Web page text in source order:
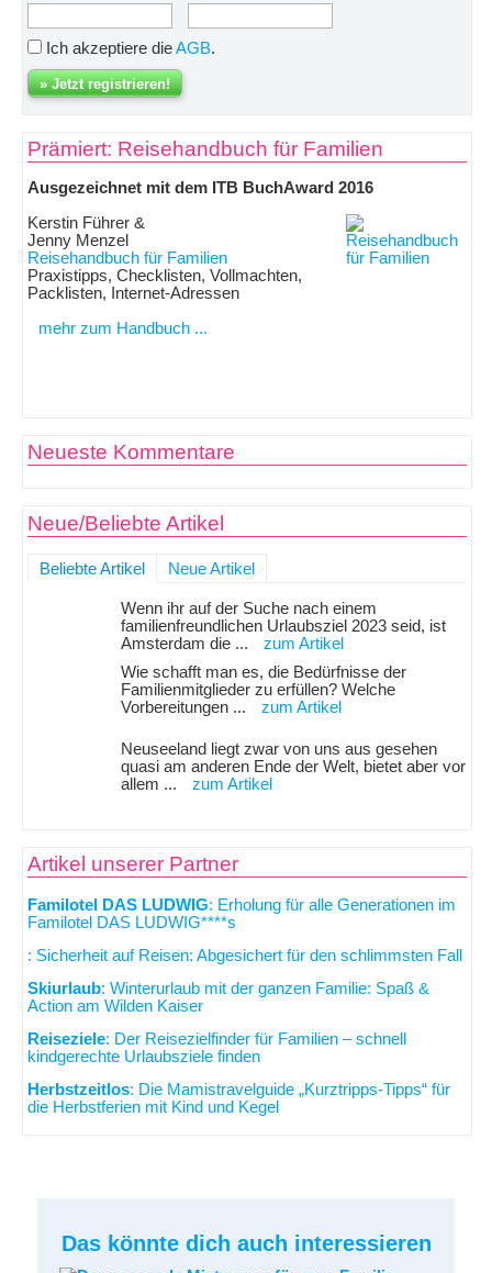
Ich akzeptiere dieAGB.
Prämiert: Reisehandbuch für Familien
Ausgezeichnet mit dem ITB BuchAward 2016
Kerstin Führer &
Jenny Menzel
Reisehandbuch für Familien
Praxistipps, Checklisten, Vollmachten,
Packlisten, Internet-Adressen
mehr zum Handbuch ...
Neueste Kommentare
Neue/Beliebte Artikel
Beliebte Artikel Neue Artikel
Wenn ihr auf der Suche nach einem
familienfreundlichen Urlaubsziel 2023 seid, ist
Amsterdam die ...
zum Artikel
Wie schafft man es, die Bedürfnisse der
Familienmitglieder zu erfüllen? Welche
Vorbereitungen ...
zum Artikel
Neuseeland liegt zwar von uns aus gesehen
quasi am anderen Ende der Welt, bietet aber vor
allem ...
zum Artikel
Artikel unserer Partner
Familotel DAS LUDWIG: Erholung für alle Generationen im
Familotel DAS LUDWIG****s
: Sicherheit auf Reisen: Abgesichert für den schlimmsten Fall
Skiurlaub: Winterurlaub mit der ganzen Familie: Spaß &
Action am Wilden Kaiser
Reiseziele: Der Reisezielfinder für Familien – schnell
kindgerechte Urlaubsziele finden
Herbstzeitlos: Die Mamistravelguide „Kurztripps-Tipps“ für
die Herbstferien mit Kind und Kegel
Das könnte dich auch interessieren